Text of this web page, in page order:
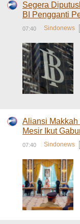
Segera
BI Pengganti
07:40 Sindonews
Aliansi Makkah
Mesir Ikut
07:40 Sindonews